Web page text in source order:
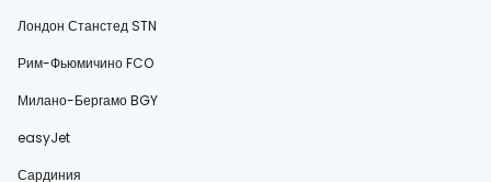
Лондон Станстед STN
Рим-Фьюмичино FCO
Милано-Бергамо BGY
easyJet
Сардиния